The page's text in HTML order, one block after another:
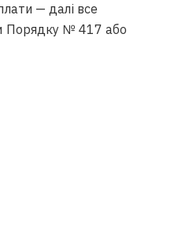
— далі все
Порядку № 417 або